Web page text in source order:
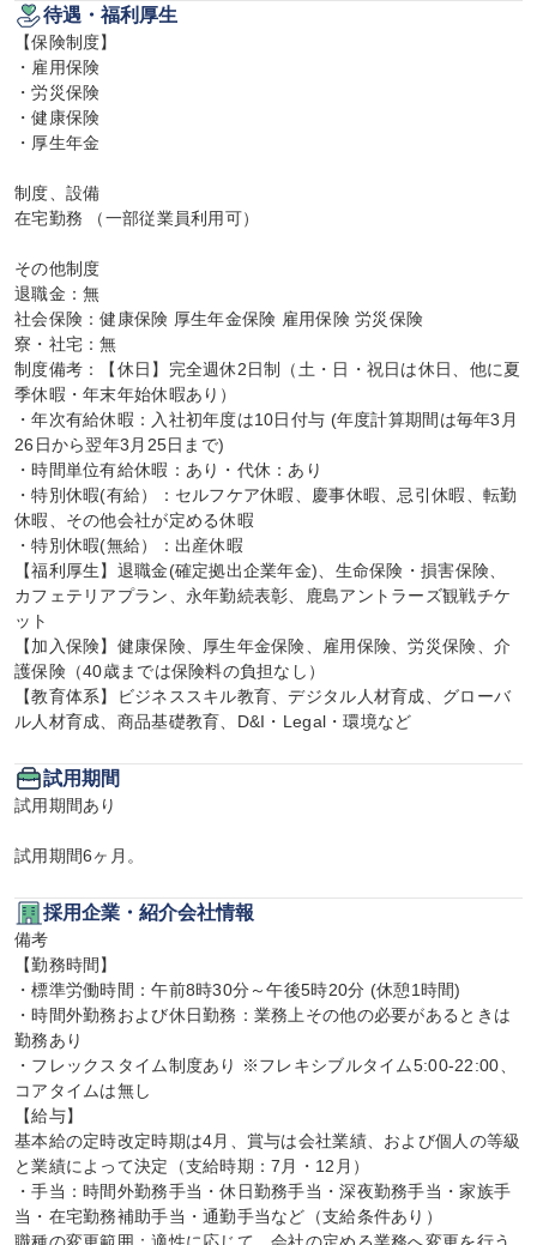
待遇・福利厚生
【保険制度】
・雇用保険
・労災保険
・健康保険
・厚生年金
制度、設備
在宅勤務 （一部従業員利用可）
その他制度
退職金：無
社会保険：健康保険 厚生年金保険 雇用保険 労災保険
寮・社宅：無
制度備考：【休日】完全週休2日制（土・日・祝日は休日、他に夏
季休暇・年末年始休暇あり）
・年次有給休暇：入社初年度は10日付与 (年度計算期間は毎年3月
26日から翌年3月25日まで)
・時間単位有給休暇：あり・代休：あり
・特別休暇(有給）：セルフケア休暇、慶事休暇、忌引休暇、転勤
休暇、その他会社が定める休暇
・特別休暇(無給）：出産休暇
【福利厚生】退職金(確定拠出企業年金)、生命保険・損害保険、
カフェテリアプラン、永年勤続表彰、鹿島アントラーズ観戦チケ
ット
【加入保険】健康保険、厚生年金保険、雇用保険、労災保険、介
護保険（40歳までは保険料の負担なし）
【教育体系】ビジネススキル教育、デジタル人材育成、グローバ
ル人材育成、商品基礎教育、D&I・Legal・環境など
試用期間
試用期間あり
試用期間6ヶ月。
採用企業・紹介会社情報
備考
【勤務時間】
・標準労働時間：午前8時30分～午後5時20分 (休憩1時間)
・時間外勤務および休日勤務：業務上その他の必要があるときは
勤務あり
・フレックスタイム制度あり ※フレキシブルタイム5:00-22:00、
コアタイムは無し
【給与】
基本給の定時改定時期は4月、賞与は会社業績、および個人の等級
と業績によって決定（支給時期：7月・12月）
・手当：時間外勤務手当・休日勤務手当・深夜勤務手当・家族手
当・在宅勤務補助手当・通勤手当など（支給条件あり）